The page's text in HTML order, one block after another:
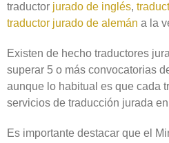
traductor jurado de inglés,
traductor jurado de alemán a la
Existen de hecho traductores
superar 5 o más convocatorias
aunque lo habitual es que cada
servicios de traducción jurada
Es importante destacar que el